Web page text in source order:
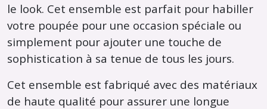
le look. Cet ensemble est parfait pour habiller
votre poupée pour une occasion spéciale ou
simplement pour ajouter une touche de
sophistication à sa tenue de tous les jours.
Cet ensemble est fabriqué avec des matériaux
de haute qualité pour assurer une longue